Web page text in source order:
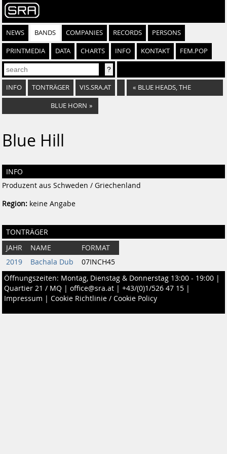
NEWS BANDS COMPANIES RECORDS PERSONS
PRINTMEDIA DATA CHARTS INFO KONTAKT FEM.POP
INFO TONTRÄGER VIS.SRA.AT « BLUE HEADS, THE
BLUE HORN »
Blue Hill
INFO
Produzent aus Schweden / Griechenland
Region: keine Angabe
TONTRÄGER
JAHR NAME
FORMAT
2019
Bachala Dub
07INCH45
Öffnungszeiten: Montag, Dienstag & Donnerstag 13:00 - 19:00 |
Quartier 21 / MQ | office@sra.at | +43/(0)1/526 47 15 |
Impressum | Cookie Richtlinie / Cookie Policy